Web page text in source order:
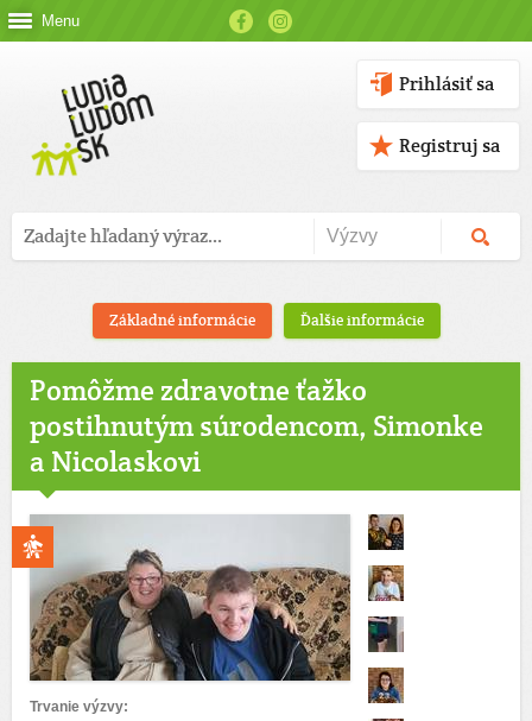
Menu
Prihlásiť sa
Registruj sa
Základné informácie Ďalšie informácie
Pomôžme zdravotne ťažko
postihnutým súrodencom, Simonke
a Nicolaskovi
Trvanie výzvy: